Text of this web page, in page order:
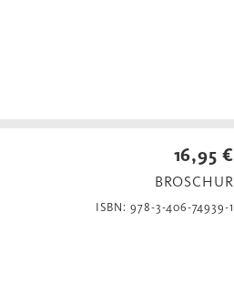
16,95 €
BROSCHUR
ISBN: 978-3-406-74939-1